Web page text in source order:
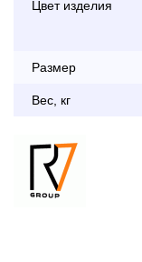
Цвет изделия
Размер
Вес, кг
дни с 8:30 до 18:00
Доставка по
До 90 000 руб.